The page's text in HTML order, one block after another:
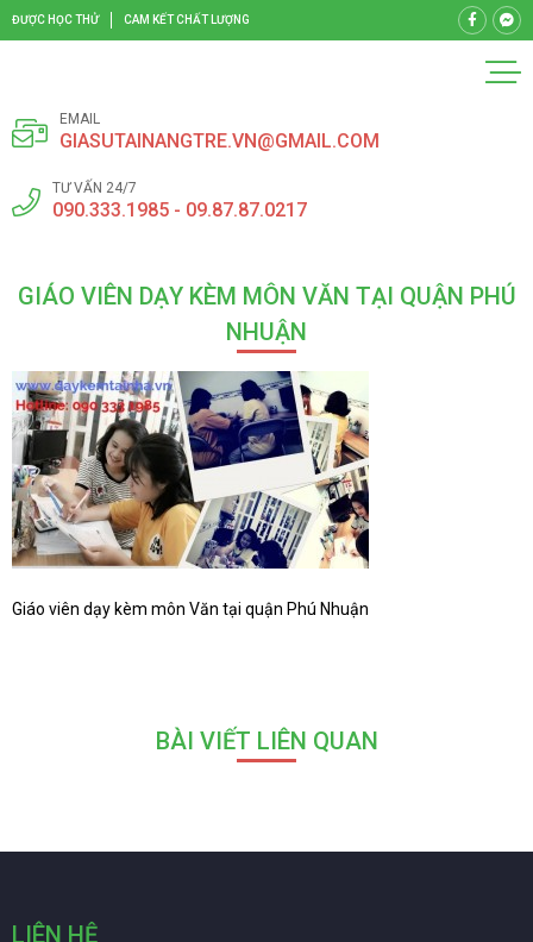
ĐƯỢC HỌC THỬ CAM KẾT CHẤT LƯỢNG
EMAIL
GIASUTAINANGTRE.VN@GMAIL.COM
TƯ VẤN 24/7
090.333.1985 - 09.87.87.0217
GIÁO VIÊN DẠY KÈM MÔN VĂN TẠI QUẬN PHÚ
NHUẬN
Giáo viên dạy kèm môn Văn tại quận Phú Nhuận
BÀI VIẾT LIÊN QUAN
LIÊN HỆ